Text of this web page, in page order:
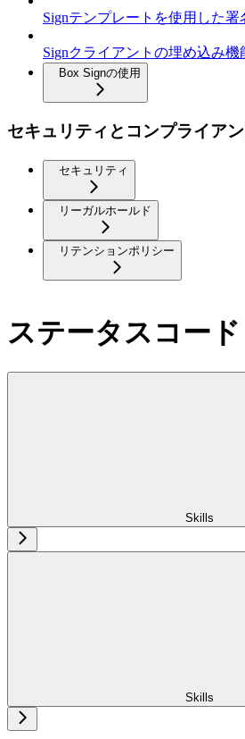
Signテンプレートを使用した
Signクライアントの埋め込み機
Box Signの使用
セキュリティとコンプライア
セキュリティ
リーガルホールド
リテンションポリシー
ステータスコード
Skills
Skills